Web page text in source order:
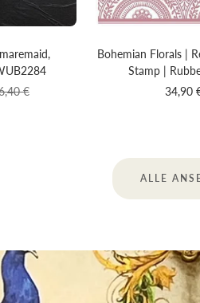
€
Bohemian Florals |
Stamp |
Sale
34,90
ALLE